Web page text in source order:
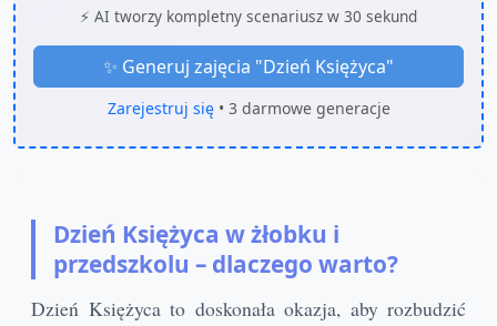
⚡ AI tworzy kompletny scenariusz w 30 sekund
✨ Generuj zajęcia "Dzień Księżyca"
Zarejestruj się• 3 darmowe generacje
Dzień Księżyca w żłobku i
przedszkolu – dlaczego warto?
Dzień Księżyca to doskonała okazja, aby rozbudzić